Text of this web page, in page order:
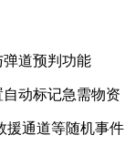
道预判功能
动标记急需物资
援通道等随机事件